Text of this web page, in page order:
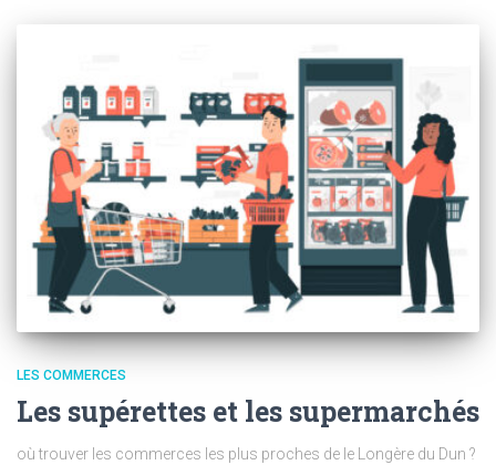
LES COMMERCES
Les supérettes et les supermarchés
où trouver les commerces les plus proches de le Longère du Dun ?